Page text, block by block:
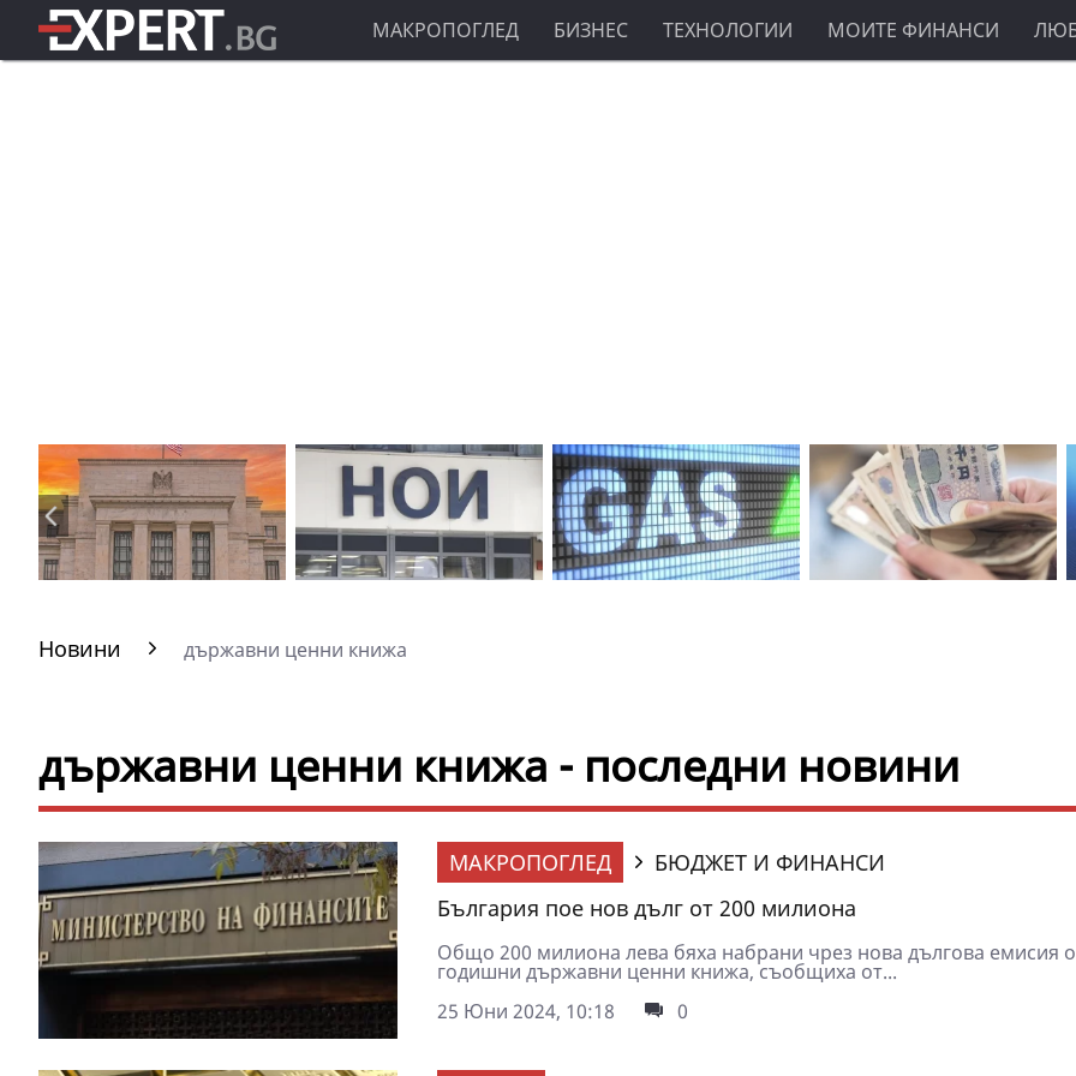
МАКРОПОГЛЕД БИЗНЕС ТЕХНОЛОГИИ МОИТЕ ФИНАНСИ
Новини държавни ценни книжа
държавни ценни книжа - последни новини
МАКРОПОГЛЕД
БЮДЖЕТ И ФИНАНСИ
България пое нов дълг от 200 милиона
Общо 200 милиона лева бяха набрани чрез нова дългова емисия
годишни държавни ценни книжа, съобщиха от...
25 Юни 2024, 10:18
0